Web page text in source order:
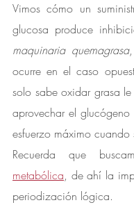
Vimos cómo un
maquinaria quemagrasa
ocurre en el caso
solo sabe oxidar grasa le
aprovechar el
esfuerzo máximo cuando
Recuerda que
metabólica, de ahí la
periodización lógica.